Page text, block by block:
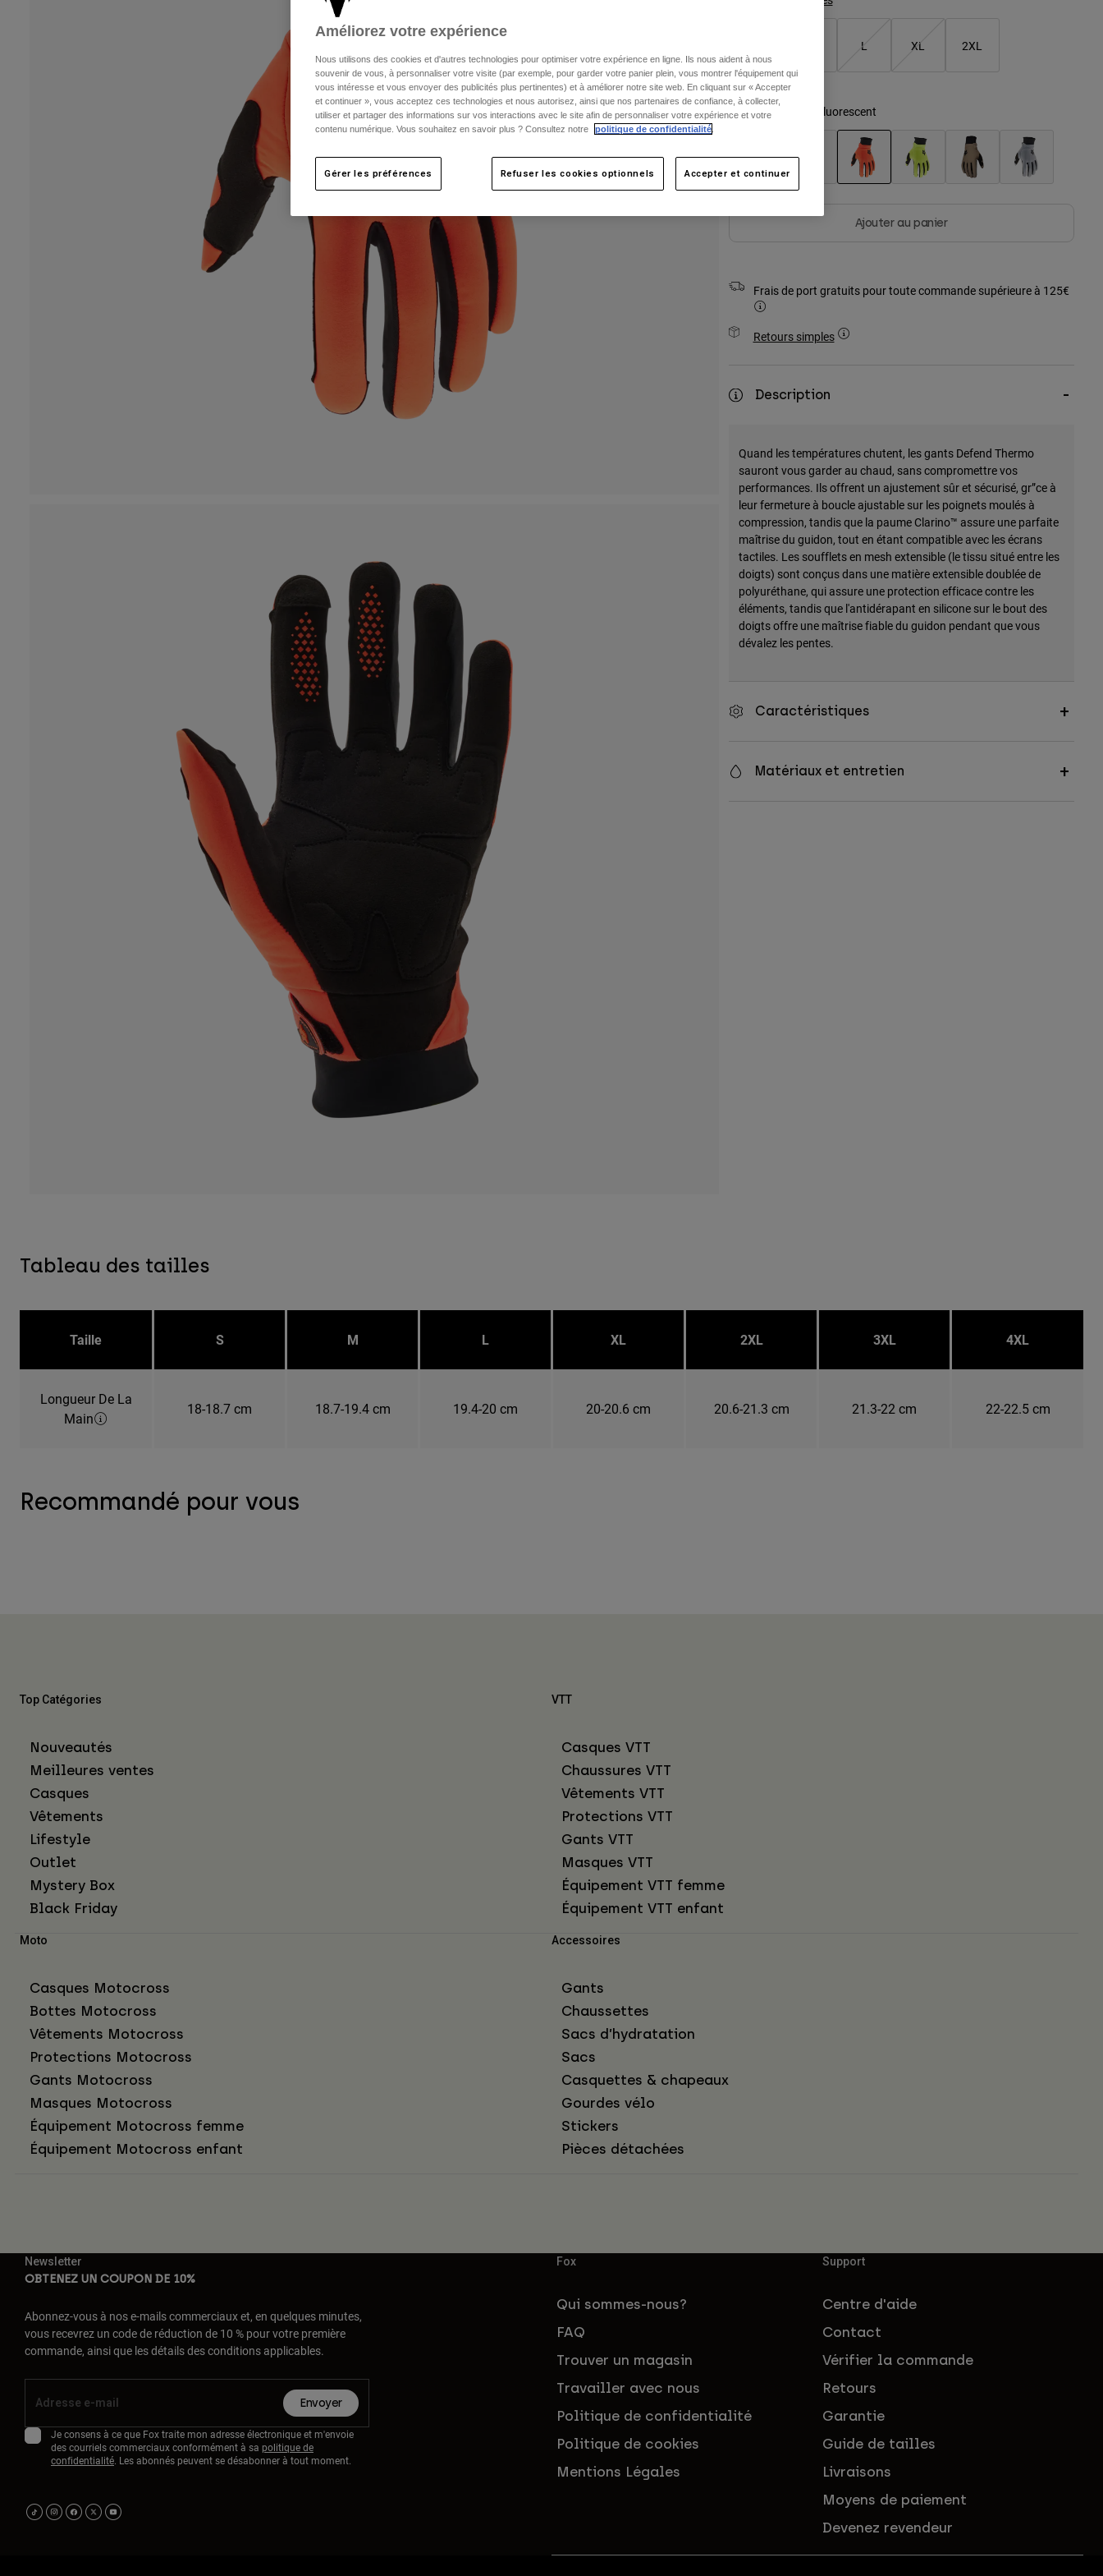
L XL 2XL
Couleur - Orange Fluorescent
Ajouter au panier
Frais de port gratuits pour toute commande supérieure à 125€
Retours simples
Description
Quand les températures chutent, les gants Defend Thermo
sauront vous garder au chaud, sans compromettre vos
performances. Ils offrent un ajustement sûr et sécurisé, gr”ce à
leur fermeture à boucle ajustable sur les poignets moulés à
compression, tandis que la paume Clarino™ assure une parfaite
maîtrise du guidon, tout en étant compatible avec les écrans
tactiles. Les soufflets en mesh extensible (le tissu situé entre les
doigts) sont conçus dans une matière extensible doublée de
polyuréthane, qui assure une protection efficace contre les
éléments, tandis que l'antidérapant en silicone sur le bout des
doigts offre une maîtrise fiable du guidon pendant que vous
dévalez les pentes.
Caractéristiques
Matériaux et entretien
Tableau des tailles
Taille S M L XL 2XL 3XL 4XL
Longueur De La
Main
18-18.7 cm 18.7-19.4 cm 19.4-20 cm 20-20.6 cm 20.6-21.3 cm 21.3-22 cm 22-22.5 cm
Recommandé pour vous
Top Catégories
Nouveautés
Meilleures ventes
Casques
Vêtements
Lifestyle
Outlet
Mystery Box
Black Friday
VTT
Casques VTT
Chaussures VTT
Vêtements VTT
Protections VTT
Gants VTT
Masques VTT
Équipement VTT femme
Équipement VTT enfant
Moto
Casques Motocross
Bottes Motocross
Vêtements Motocross
Protections Motocross
Gants Motocross
Masques Motocross
Équipement Motocross femme
Équipement Motocross enfant
Accessoires
Gants
Chaussettes
Sacs d’hydratation
Sacs
Casquettes & chapeaux
Gourdes vélo
Stickers
Pièces détachées
Newsletter
OBTENEZ UN COUPON DE 10%
Abonnez-vous à nos e-mails commerciaux et, en quelques minutes,
vous recevrez un code de réduction de 10 % pour votre première
commande, ainsi que les détails des conditions applicables.
Envoyer
Je consens à ce que Fox traite mon adresse électronique et m'envoie
des courriels commerciaux conformément à sa politique de
confidentialité. Les abonnés peuvent se désabonner à tout moment.
Fox
Qui sommes-nous?
FAQ
Trouver un magasin
Travailler avec nous
Politique de confidentialité
Politique de cookies
Mentions Légales
Support
Centre d'aide
Contact
Vérifier la commande
Retours
Garantie
Guide de tailles
Livraisons
Moyens de paiement
Devenez revendeur
Améliorez votre expérience
Nous utilisons des cookies et d'autres technologies pour optimiser votre expérience en ligne. Ils nous aident à nous
souvenir de vous, à personnaliser votre visite (par exemple, pour garder votre panier plein, vous montrer l'équipement qui
vous intéresse et vous envoyer des publicités plus pertinentes) et à améliorer notre site web. En cliquant sur « Accepter
et continuer », vous acceptez ces technologies et nous autorisez, ainsi que nos partenaires de confiance, à collecter,
utiliser et partager des informations sur vos interactions avec le site afin de personnaliser votre expérience et votre
contenu numérique. Vous souhaitez en savoir plus ? Consultez notre
politique de confidentialité
Gérer les préférences Refuser les cookies optionnels Accepter et continuer